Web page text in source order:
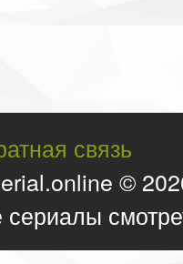
связь
©
сериалы